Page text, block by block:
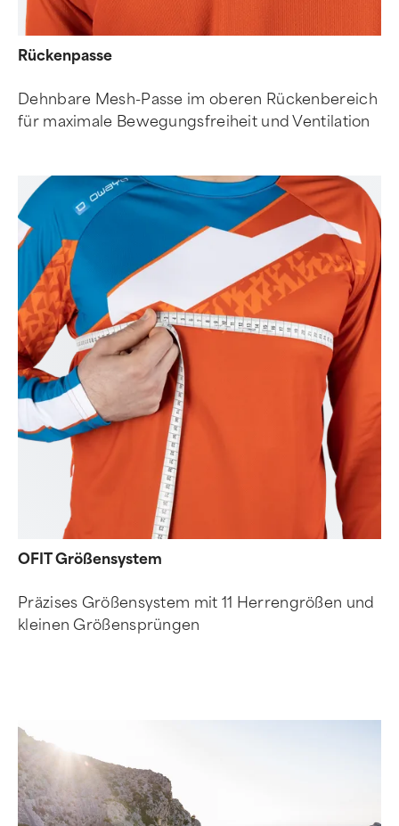
Rückenpasse
Dehnbare Mesh-Passe im oberen Rückenbereich
für maximale Bewegungsfreiheit und Ventilation
OFIT Größensystem
Präzises Größensystem mit 11 Herrengrößen und
kleinen Größensprüngen